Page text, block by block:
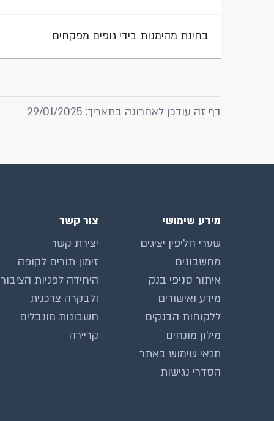
בחינת מהימנות בידי גופים מפקחים
דף זה עודכן לאחרונה בתאריך: 29/01/2025
מידע שימושי
שערי חליפין יציגים
מחשבונים
איתור סניפי בנק
מידע ואישורים
ללקוחות הבנקים
מילון מונחים
תנאי שימוש באתר
הסדרי נגישות
צור קשר
יצירת קשר
זימון תורים לקופה
היחידה לפניות הציבור
ולבקרה צרכנית
חשבונות מוגבלים
קריירה